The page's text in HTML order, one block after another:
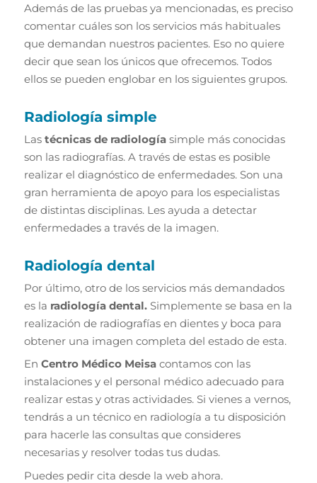
Además de las pruebas ya mencionadas, es preciso
comentar cuáles son los servicios más habituales
que demandan nuestros pacientes. Eso no quiere
decir que sean los únicos que ofrecemos. Todos
ellos se pueden englobar en los siguientes grupos.
Radiología simple
Las técnicas de radiologíasimple más conocidas
son las radiografías. A través de estas es posible
realizar el diagnóstico de enfermedades. Son una
gran herramienta de apoyo para los especialistas
de distintas disciplinas. Les ayuda a detectar
enfermedades a través de la imagen.
Radiología dental
Por último, otro de los servicios más demandados
es la radiología dental.Simplemente se basa en la
realización de radiografías en dientes y boca para
obtener una imagen completa del estado de esta.
En Centro Médico Meisacontamos con las
instalaciones y el personal médico adecuado para
realizar estas y otras actividades. Si vienes a vernos,
tendrás a un técnico en radiología a tu disposición
para hacerle las consultas que consideres
necesarias y resolver todas tus dudas.
Puedes pedir cita desde la web ahora.